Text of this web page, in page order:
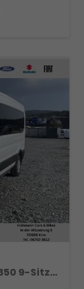
350 L3H2 Trend 9-Sitzer Kombi (350 9-Sitzer) 2.0 EcoBlue 110kW (150 PS) 8-Stufen Automatik